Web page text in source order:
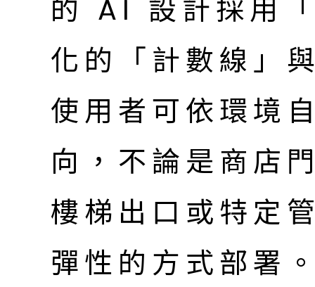
的 AI 設計採用
化的「計數線」
使用者可依環境
向，不論是商店
樓梯出口或特定
彈性的方式部署